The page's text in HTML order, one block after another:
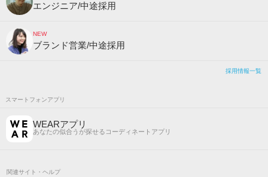
エンジニア/中途採用
NEW
ブランド営業/中途採用
採用情報一覧
スマートフォンアプリ
WEARアプリ
あなたの似合うが探せるコーディネートアプリ
関連サイト・ヘルプ